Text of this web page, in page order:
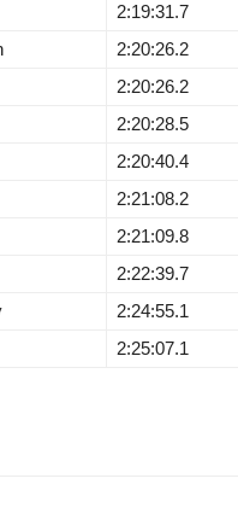
2:19:31.7
2:20:26.2
2:20:26.2
2:20:28.5
2:20:40.4
2:21:08.2
2:21:09.8
2:22:39.7
2:24:55.1
2:25:07.1